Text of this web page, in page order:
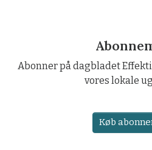
Abonner på dagbladet
vores lokale
Køb